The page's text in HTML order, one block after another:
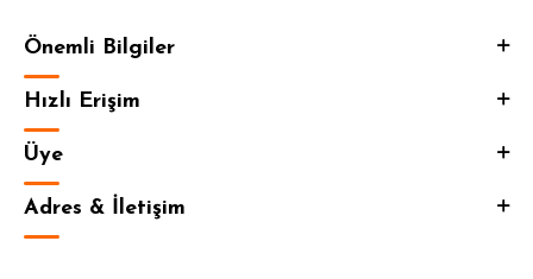
Önemli Bilgiler
Hızlı Erişim
Üye
Adres & İletişim